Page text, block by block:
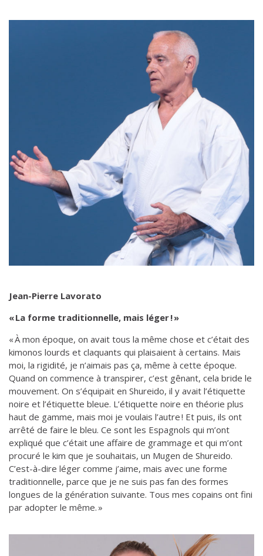
Jean-Pierre Lavorato
« La forme traditionnelle, mais léger ! »
« À mon époque, on avait tous la même chose et c’était des
kimonos lourds et claquants qui plaisaient à certains. Mais
moi, la rigidité, je n’aimais pas ça, même à cette époque.
Quand on commence à transpirer, c’est gênant, cela bride le
mouvement. On s’équipait en Shureido, il y avait l’étiquette
noire et l’étiquette bleue. L’étiquette noire en théorie plus
haut de gamme, mais moi je voulais l’autre ! Et puis, ils ont
arrêté de faire le bleu. Ce sont les Espagnols qui m’ont
expliqué que c’était une affaire de grammage et qui m’ont
procuré le kim que je souhaitais, un Mugen de Shureido.
C’est-à-dire léger comme j’aime, mais avec une forme
traditionnelle, parce que je ne suis pas fan des formes
longues de la génération suivante. Tous mes copains ont fini
par adopter le même. »